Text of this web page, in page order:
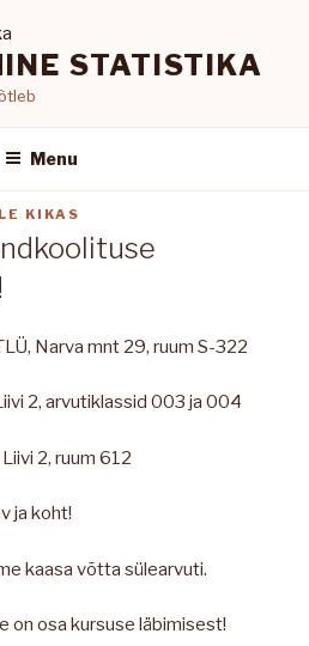
STATISTIKA
Menu
KIKAS
Narva mnt 29, ruum S-322
2, arvutiklassid 003 ja 004
2, ruum 612
ja koht!
kaasa võtta sülearvuti.
on osa kursuse läbimisest!